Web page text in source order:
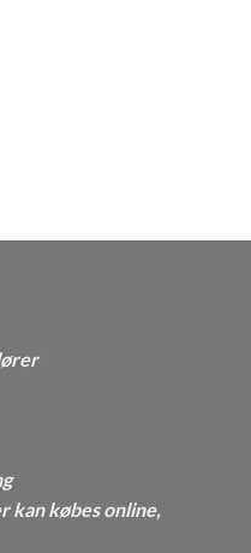
kan købes online,